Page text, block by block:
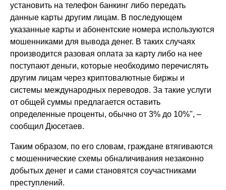
установить на телефон банкинг либо передать
данные карты другим лицам. В последующем
указанные карты и абонентские номера используются
мошенниками для вывода денег. В таких случаях
производится разовая оплата за карту либо на нее
поступают деньги, которые необходимо перечислять
другим лицам через криптовалютные биржы и
системы международных переводов. За такие услуги
от общей суммы предлагается оставить
определенные проценты, обычно от 3% до 10%", –
сообщил Дюсетаев.
Таким образом, по его словам, граждане втягиваются
с мошеннические схемы обналичивания незаконно
добытых денег и сами становятся соучастниками
преступлений.